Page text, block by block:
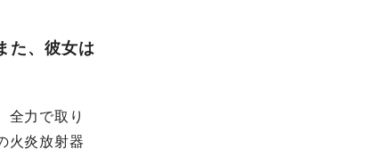
た、彼女は
全力で取り
火炎放射器